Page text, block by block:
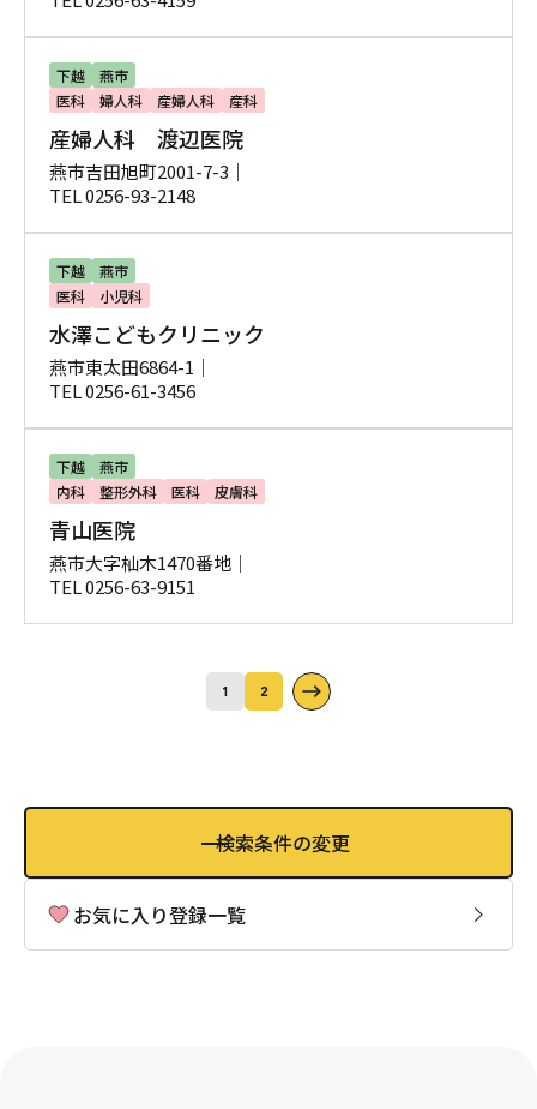
下越
燕市
医科
婦人科 産婦人科 産科
産婦人科 渡辺医院
燕市吉田旭町2001-7-3｜
TEL 0256-93-2148
下越
燕市
医科
小児科
水澤こどもクリニック
燕市東太田6864-1｜
TEL 0256-61-3456
下越
燕市
内科
整形外科 医科 皮膚科
青山医院
燕市大字杣木1470番地｜
TEL 0256-63-9151
1 2
検索条件の変更
お気に入り登録一覧